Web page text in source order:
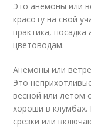
Это анемоны или
красоту на свой
практика,
цветоводам.
Анемоны или
Это
весной или летом
хороши в
срезки или